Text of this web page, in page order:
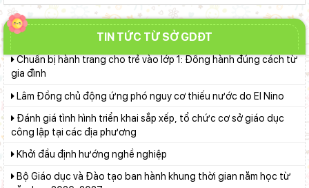
TIN TỨC TỪ SỞ GDĐT
Sở Giáo dục và Đào tạo Lâm Đồng đẩy mạnh cải cách hành
chính gắn với áp dụng ISO 9001:2015
gia đình
Lâm Đồng chủ động ứng phó nguy cơ thiếu nước do El Nino
công lập tại các địa phương
Khởi đầu định hướng nghề nghiệp
năm học 2026–2027